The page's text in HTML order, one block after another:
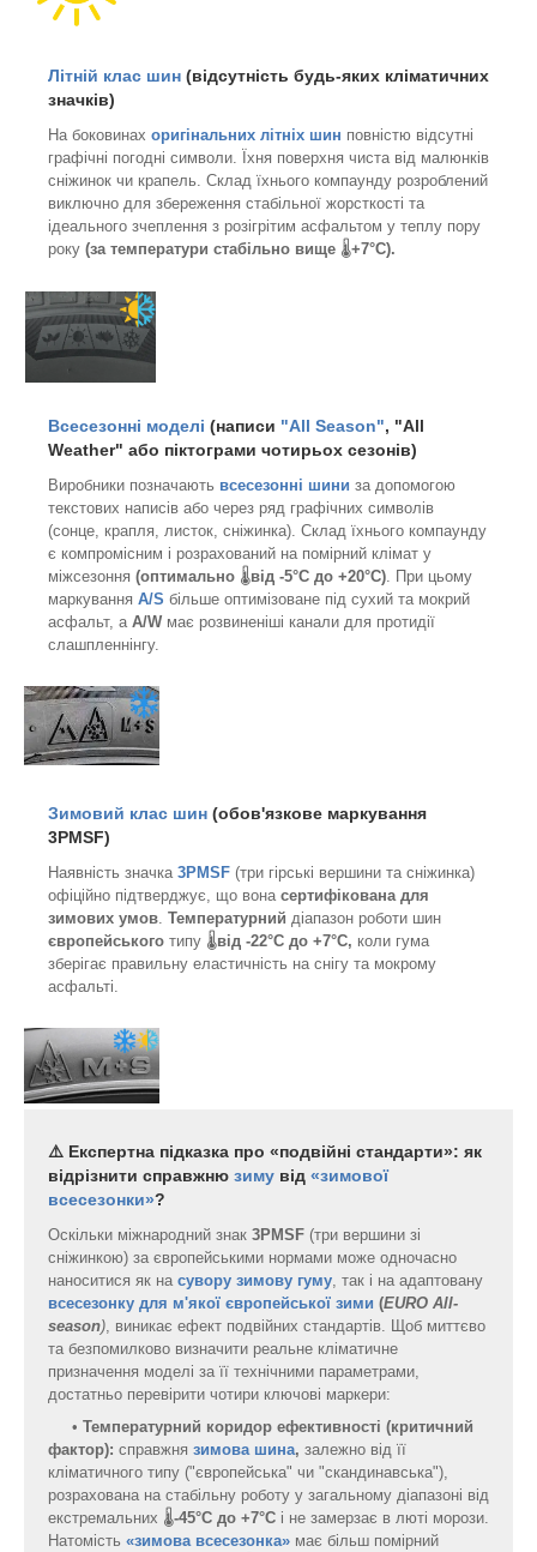
Літній клас шин (відсутність будь-яких кліматичних
значків)
На боковинах оригінальних літніх шин повністю відсутні
графічні погодні символи. Їхня поверхня чиста від малюнків
сніжинок чи крапель. Склад їхнього компаунду розроблений
виключно для збереження стабільної жорсткості та
ідеального зчеплення з розігрітим асфальтом у теплу пору
року (за температури стабільно вище 🌡️+7°C).
Всесезонні моделі (написи "All Season", "All
Weather" або піктограми чотирьох сезонів)
Виробники позначають всесезонні шини за допомогою
текстових написів або через ряд графічних символів
(сонце, крапля, листок, сніжинка). Склад їхнього компаунду
є компромісним і розрахований на помірний клімат у
міжсезоння (оптимально 🌡️від -5°C до +20°C). При цьому
маркування A/S більше оптимізоване під сухий та мокрий
асфальт, а A/W має розвиненіші канали для протидії
слашпленнінгу.
Зимовий клас шин (обов'язкове маркування
3PMSF)
Наявність значка 3PMSF (три гірські вершини та сніжинка)
офіційно підтверджує, що вона сертифікована для
зимових умов Температурний діапазон роботи шин
європейського типу 🌡️від -22°C до +7°C, коли гума
зберігає правильну еластичність на снігу та мокрому
асфальті.
⚠️ Експертна підказка про «подвійні стандарти»: як
відрізнити справжню зиму від «зимової
всесезонки»?
Оскільки міжнародний знак 3PMSF (три вершини зі
сніжинкою) за європейськими нормами може одночасно
наноситися як на сувору зимову гуму, так і на адаптовану
всесезонку для м'якої європейської зими (EURO All-
season), виникає ефект подвійних стандартів. Щоб миттєво
та безпомилково визначити реальне кліматичне
призначення моделі за її технічними параметрами,
достатньо перевірити чотири ключові маркери:
• Температурний коридор ефективності (критичний
фактор): справжня зимова шина, залежно від її
кліматичного типу ("європейська" чи "скандинавська"),
розрахована на стабільну роботу у загальному діапазоні від
екстремальних 🌡️-45°C до +7°C і не замерзає в люті морози.
Натомість «зимова всесезонка» має більш помірний